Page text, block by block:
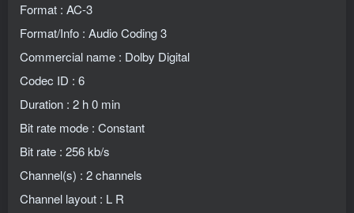
Format : AC-3
Format/Info : Audio Coding 3
Commercial name : Dolby Digital
Codec ID : 6
Duration : 2 h 0 min
Bit rate mode : Constant
Bit rate : 256 kb/s
Channel(s) : 2 channels
Channel layout : L R